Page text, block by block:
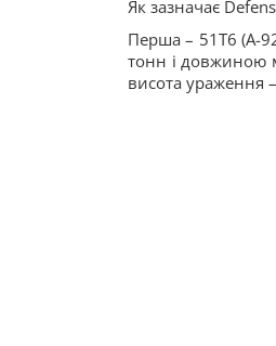
Як зазначає
Перша – 51Т6 (А-
тонн і довжиною
висота ураження